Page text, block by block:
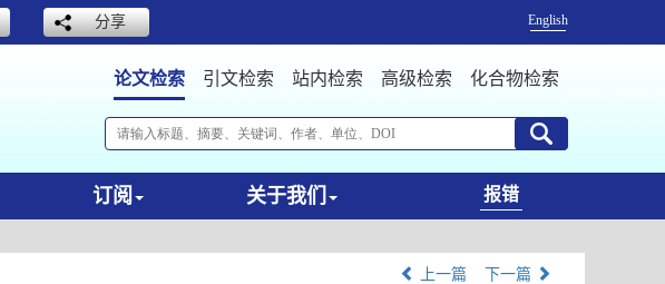
分享 English
论文检索 引文检索 站内检索 高级检索 化合物检索
订阅 关于我们 报错
上一篇 下一篇